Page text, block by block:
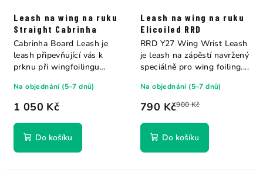
Leash na wing na ruku
Straight Cabrinha
1 050 Kč
Na objednání (5–7 dnů)
Do košíku
Cabrinha Board Leash je
leash připevňující vás k
prknu při wingfoilingu
Leash na wing na ruku
Elicoiled RRD
790 Kč900 Kč
Na objednání (5–7 dnů)
Do košíku
RRD Y27 Wing Wrist Leash
je leash na zápěstí navržený
speciálně pro wing foiling....